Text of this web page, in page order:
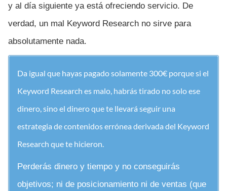
y al día siguiente ya está ofreciendo servicio. De
verdad, un mal Keyword Research no sirve para
absolutamente nada.
Da igual que hayas pagado solamente 300€ porque si el
Keyword Research es malo, habrás tirado no solo ese
dinero, sino el dinero que te llevará seguir una
estrategia de contenidos errónea derivada del Keyword
Research que te hicieron.
Perderás dinero y tiempo y no conseguirás
objetivos; ni de posicionamiento ni de ventas (que